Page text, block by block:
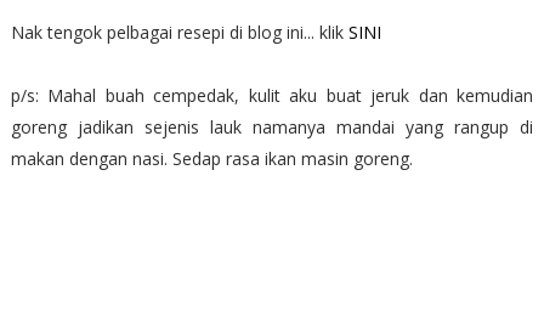
Nak tengok pelbagai resepi di blog ini... klik SINI
p/s: Mahal buah cempedak, kulit aku buat jeruk dan kemudian
goreng jadikan sejenis lauk namanya mandai yang rangup di
makan dengan nasi. Sedap rasa ikan masin goreng.